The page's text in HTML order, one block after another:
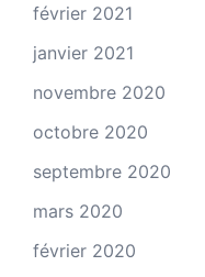
février 2021
janvier 2021
novembre 2020
octobre 2020
septembre 2020
mars 2020
février 2020